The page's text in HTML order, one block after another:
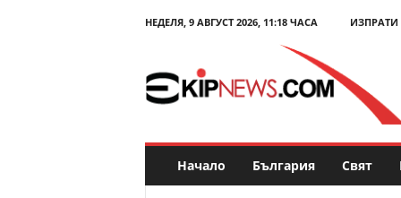
НЕДЕЛЯ, 9 АВГУСТ 2026, 11:18 ЧАСА
E
p
N
Начало България Свят